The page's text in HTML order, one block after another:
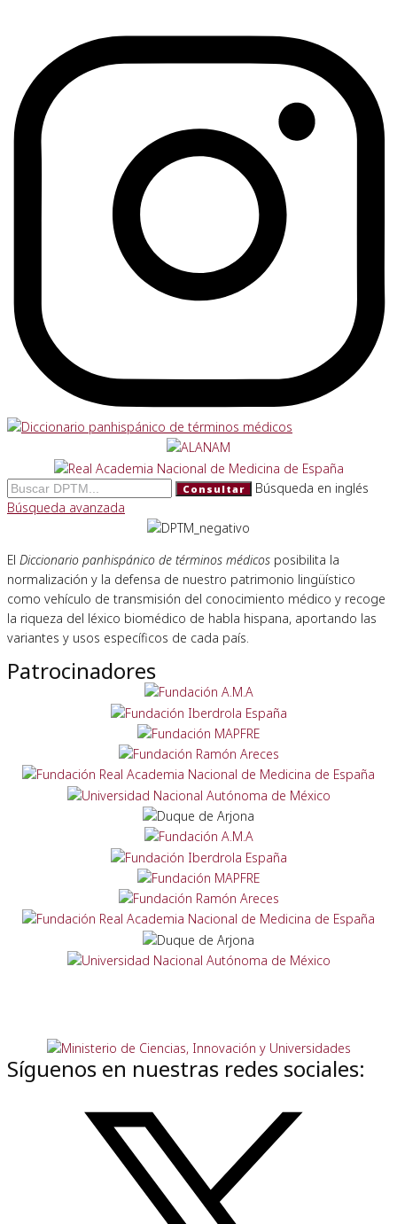
Consultar
Búsqueda en inglés
Búsqueda avanzada
El Diccionario panhispánico de términos médicos posibilita la
normalización y la defensa de nuestro patrimonio lingüístico
como vehículo de transmisión del conocimiento médico y recoge
la riqueza del léxico biomédico de habla hispana, aportando las
variantes y usos específicos de cada país.
Patrocinadores
Síguenos en nuestras redes sociales: